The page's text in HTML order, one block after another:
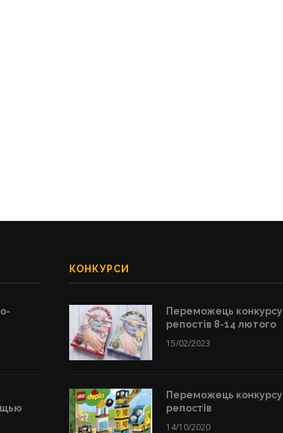
КОНКУРСИ
Переможець конкурсу
репостів 8-14 лютого
15/02/2023
Переможець конкурсу
репостів
14/10/2020